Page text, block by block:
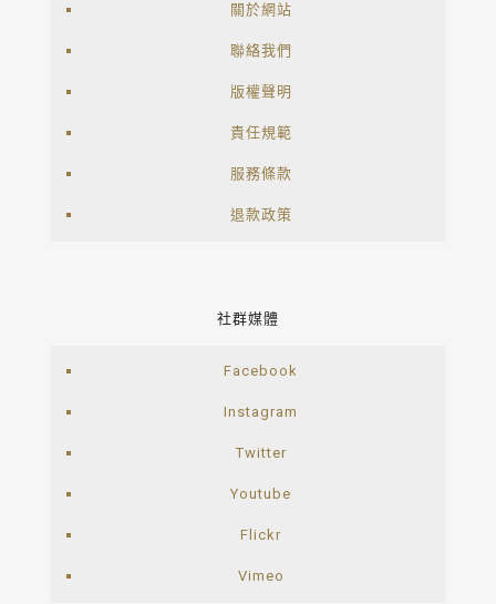
關於網站
聯絡我們
版權聲明
責任規範
服務條款
退款政策
社群媒體
Facebook
Instagram
Twitter
Youtube
Flickr
Vimeo